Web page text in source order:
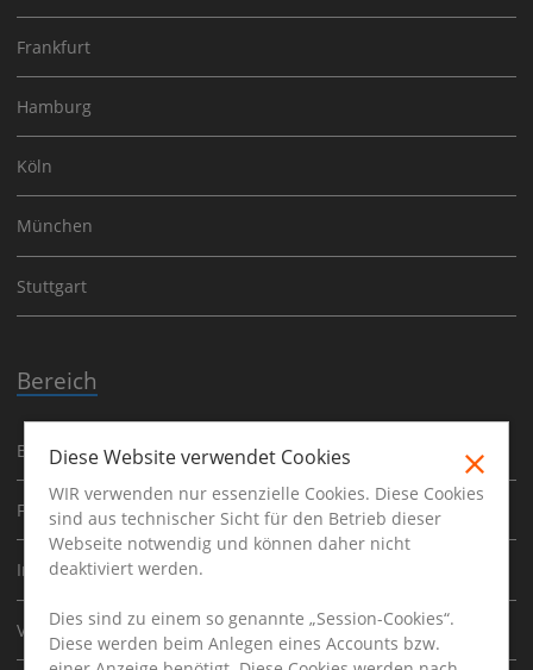
Frankfurt
Hamburg
Köln
München
Stuttgart
Bereich
Baufinanzierung
Finanzen
Immobilien
Versicherung
Diese Website verwendet Cookies
WIR verwenden nur essenzielle Cookies. Diese Cookies
sind aus technischer Sicht für den Betrieb dieser
Webseite notwendig und können daher nicht
deaktiviert werden.
Dies sind zu einem so genannte „Session-Cookies“.
Diese werden beim Anlegen eines Accounts bzw.